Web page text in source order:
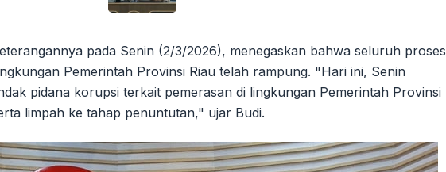
pada Senin (2/3/2026), menegaskan bahwa seluruh proses
Pemerintah Provinsi Riau telah rampung. "Hari ini, Senin
pidana korupsi terkait pemerasan di lingkungan Pemerintah Provinsi
limpah ke tahap penuntutan," ujar Budi.